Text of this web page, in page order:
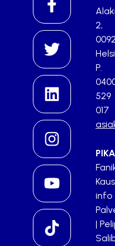
2,
P.
529
017
info
|